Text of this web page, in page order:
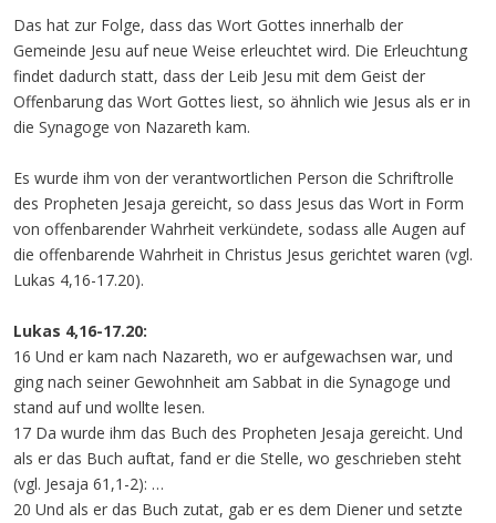
Das hat zur Folge, dass das Wort Gottes innerhalb der
Gemeinde Jesu auf neue Weise erleuchtet wird. Die Erleuchtung
findet dadurch statt, dass der Leib Jesu mit dem Geist der
Offenbarung das Wort Gottes liest, so ähnlich wie Jesus als er in
die Synagoge von Nazareth kam.
Es wurde ihm von der verantwortlichen Person die Schriftrolle
des Propheten Jesaja gereicht, so dass Jesus das Wort in Form
von offenbarender Wahrheit verkündete, sodass alle Augen auf
die offenbarende Wahrheit in Christus Jesus gerichtet waren (vgl.
Lukas 4,16-17.20).
Lukas 4,16-17.20:
16 Und er kam nach Nazareth, wo er aufgewachsen war, und
ging nach seiner Gewohnheit am Sabbat in die Synagoge und
stand auf und wollte lesen.
17 Da wurde ihm das Buch des Propheten Jesaja gereicht. Und
als er das Buch auftat, fand er die Stelle, wo geschrieben steht
(vgl. Jesaja 61,1-2): …
20 Und als er das Buch zutat, gab er es dem Diener und setzte